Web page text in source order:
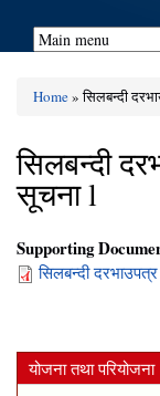
Home» सिलबन्दी
सिलबन्दी
सूचना l
Supporting
सिलबन्दी
योजना तथा परियोजना